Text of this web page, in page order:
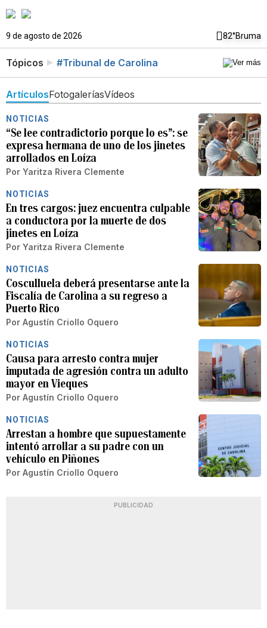
9 de agosto de 2026 82°Bruma
Tópicos #Tribunal de Carolina
ArtículosFotogaleríasVídeos
NOTICIAS
“Se lee contradictorio porque lo es”: se
expresa hermana de uno de los jinetes
arrollados en Loíza
Por Yaritza Rivera Clemente
NOTICIAS
En tres cargos: juez encuentra culpable
a conductora por la muerte de dos
jinetes en Loíza
Por Yaritza Rivera Clemente
NOTICIAS
Cosculluela deberá presentarse ante la
Fiscalía de Carolina a su regreso a
Puerto Rico
Por Agustín Criollo Oquero
NOTICIAS
Causa para arresto contra mujer
imputada de agresión contra un adulto
mayor en Vieques
Por Agustín Criollo Oquero
NOTICIAS
Arrestan a hombre que supuestamente
intentó arrollar a su padre con un
vehículo en Piñones
Por Agustín Criollo Oquero
PUBLICIDAD